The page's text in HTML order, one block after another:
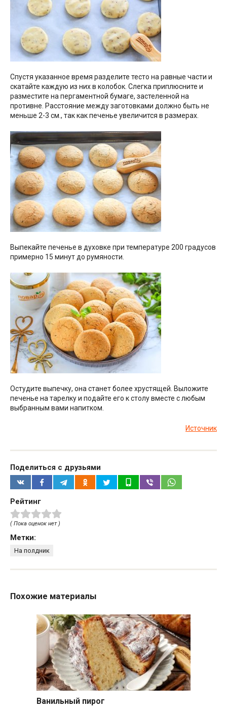
Спустя указанное время разделите тесто на равные части и
скатайте каждую из них в колобок. Слегка приплюсните и
разместите на пергаментной бумаге, застеленной на
противне. Расстояние между заготовками должно быть не
меньше 2-3 см., так как печенье увеличится в размерах.
Выпекайте печенье в духовке при температуре 200 градусов
примерно 15 минут до румяности.
Остудите выпечку, она станет более хрустящей. Выложите
печенье на тарелку и подайте его к столу вместе с любым
выбранным вами напитком.
Источник
Поделиться с друзьями
Рейтинг
( Пока оценок нет )
Метки:
На полдник
Похожие материалы
Ванильный пирог